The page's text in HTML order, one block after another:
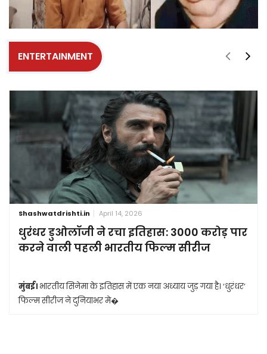
ENTERTAINMENT
Shashwatdrishti.in April 14, 2026
धुरंधर डुओलॉजी ने रचा इतिहास: 3000 करोड़ पार
करने वाली पहली भारतीय फिल्म सीरीज
मुंबई। भारतीय सिनेमा के इतिहास में एक नया अध्याय जुड़ गया है। ‘धुरंधर’
फिल्म सीरीज ने दुनियाभर मे�